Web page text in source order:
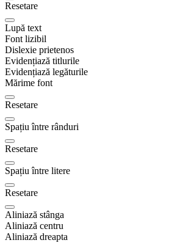
Resetare
Lupă text
Font lizibil
Dislexie prietenos
Evidențiază titlurile
Evidențiază legăturile
Mărime font
Resetare
Spațiu între rânduri
Resetare
Spațiu între litere
Resetare
Aliniază stânga
Aliniază centru
Aliniază dreapta